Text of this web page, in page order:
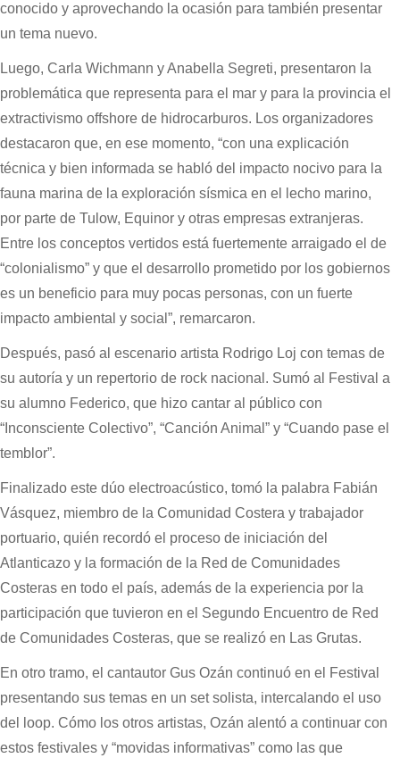
conocido y aprovechando la ocasión para también presentar
un tema nuevo.
Luego, Carla Wichmann y Anabella Segreti, presentaron la
problemática que representa para el mar y para la provincia el
extractivismo offshore de hidrocarburos. Los organizadores
destacaron que, en ese momento, “con una explicación
técnica y bien informada se habló del impacto nocivo para la
fauna marina de la exploración sísmica en el lecho marino,
por parte de Tulow, Equinor y otras empresas extranjeras.
Entre los conceptos vertidos está fuertemente arraigado el de
“colonialismo” y que el desarrollo prometido por los gobiernos
es un beneficio para muy pocas personas, con un fuerte
impacto ambiental y social”, remarcaron.
Después, pasó al escenario artista Rodrigo Loj con temas de
su autoría y un repertorio de rock nacional. Sumó al Festival a
su alumno Federico, que hizo cantar al público con
“Inconsciente Colectivo”, “Canción Animal” y “Cuando pase el
temblor”.
Finalizado este dúo electroacústico, tomó la palabra Fabián
Vásquez, miembro de la Comunidad Costera y trabajador
portuario, quién recordó el proceso de iniciación del
Atlanticazo y la formación de la Red de Comunidades
Costeras en todo el país, además de la experiencia por la
participación que tuvieron en el Segundo Encuentro de Red
de Comunidades Costeras, que se realizó en Las Grutas.
En otro tramo, el cantautor Gus Ozán continuó en el Festival
presentando sus temas en un set solista, intercalando el uso
del loop. Cómo los otros artistas, Ozán alentó a continuar con
estos festivales y “movidas informativas” como las que